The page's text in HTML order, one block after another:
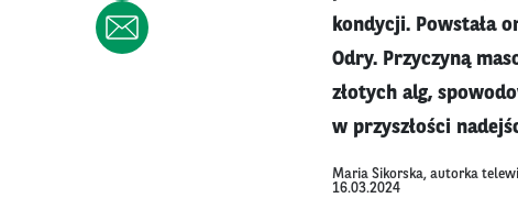
kondycji. Powstała
Odry. Przyczyną
złotych alg,
w przyszłości
Maria Sikorska, autorka
16.03.2024